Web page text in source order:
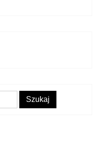
Szukaj